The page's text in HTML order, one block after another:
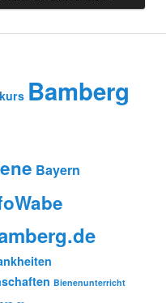
Bamberg
Bayern
Bienenunterricht